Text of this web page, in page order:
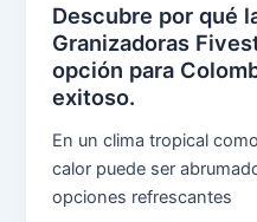
Descubre por qué
Granizadoras
opción para
exitoso.
En un clima tropical
calor puede ser
opciones refrescantes